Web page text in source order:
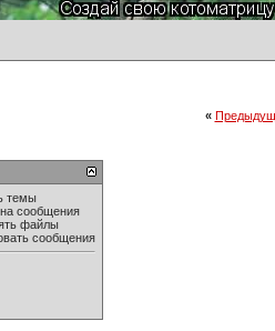
«
темы
сообщения
файлы
сообщения